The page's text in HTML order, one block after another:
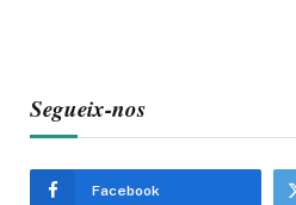
Segueix-nos
Facebook